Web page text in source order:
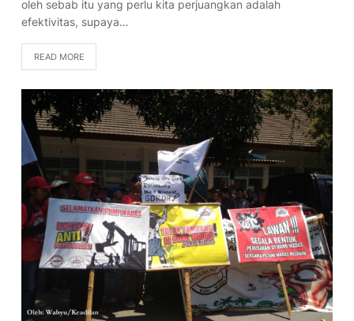
oleh sebab itu yang perlu kita perjuangkan adalah
efektivitas, supaya…
READ MORE